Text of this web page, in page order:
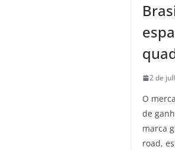
2 de
O
de
marca
road,